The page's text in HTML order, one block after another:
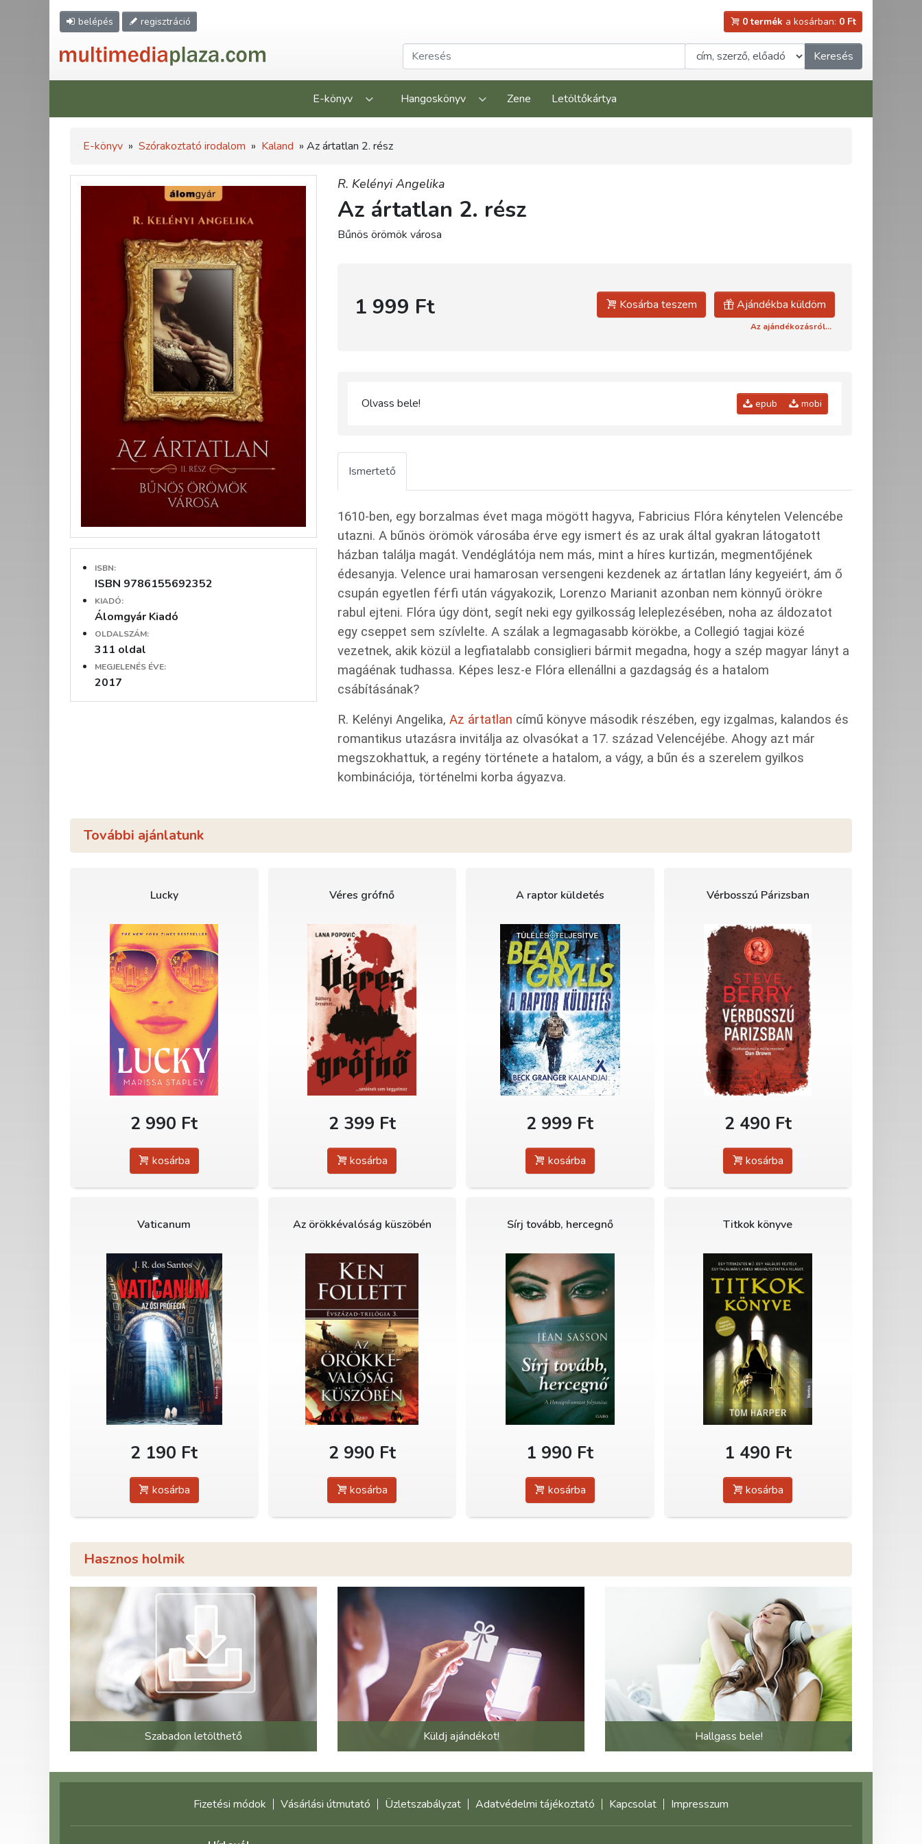
belépés regisztráció 0 termék a kosárban: 0 Ft
Keresés
E-könyv Hangoskönyv Zene Letöltőkártya
E-könyv » Szórakoztató irodalom » Kaland » Az ártatlan 2. rész
ISBN:
ISBN 9786155692352
KIADÓ:
Álomgyár Kiadó
OLDALSZÁM:
311 oldal
MEGJELENÉS ÉVE:
2017
R. Kelényi Angelika
Az ártatlan 2. rész
Bűnös örömök városa
1 999 Ft Kosárba teszem Ajándékba küldöm
Az ajándékozásról...
Olvass bele! epub mobi
Ismertető
1610-ben, egy borzalmas évet maga mögött hagyva, Fabricius Flóra kénytelen Velencébe
utazni. A bűnös örömök városába érve egy ismert és az urak által gyakran látogatott
házban találja magát. Vendéglátója nem más, mint a híres kurtizán, megmentőjének
édesanyja. Velence urai hamarosan versengeni kezdenek az ártatlan lány kegyeiért, ám ő
csupán egyetlen férfi után vágyakozik, Lorenzo Marianit azonban nem könnyű örökre
rabul ejteni. Flóra úgy dönt, segít neki egy gyilkosság leleplezésében, noha az áldozatot
egy cseppet sem szívlelte. A szálak a legmagasabb körökbe, a Collegió tagjai közé
vezetnek, akik közül a legfiatalabb consiglieri bármit megadna, hogy a szép magyar lányt a
magáénak tudhassa. Képes lesz-e Flóra ellenállni a gazdagság és a hatalom
csábításának?
R. Kelényi Angelika, Az ártatlan című könyve második részében, egy izgalmas, kalandos és
romantikus utazásra invitálja az olvasókat a 17. század Velencéjébe. Ahogy azt már
megszokhattuk, a regény története a hatalom, a vágy, a bűn és a szerelem gyilkos
kombinációja, történelmi korba ágyazva.
További ajánlatunk
Lucky
2 990 Ft
kosárba
Véres grófnő
2 399 Ft
kosárba
A raptor küldetés
2 999 Ft
kosárba
Vérbosszú Párizsban
2 490 Ft
kosárba
Vaticanum
2 190 Ft
kosárba
Az örökkévalóság küszöbén
2 990 Ft
kosárba
Sírj tovább, hercegnő
1 990 Ft
kosárba
Titkok könyve
1 490 Ft
kosárba
Hasznos holmik
Szabadon letölthető Küldj ajándékot! Hallgass bele!
Fizetési módok Vásárlási útmutató Üzletszabályzat Adatvédelmi tájékoztató Kapcsolat Impresszum